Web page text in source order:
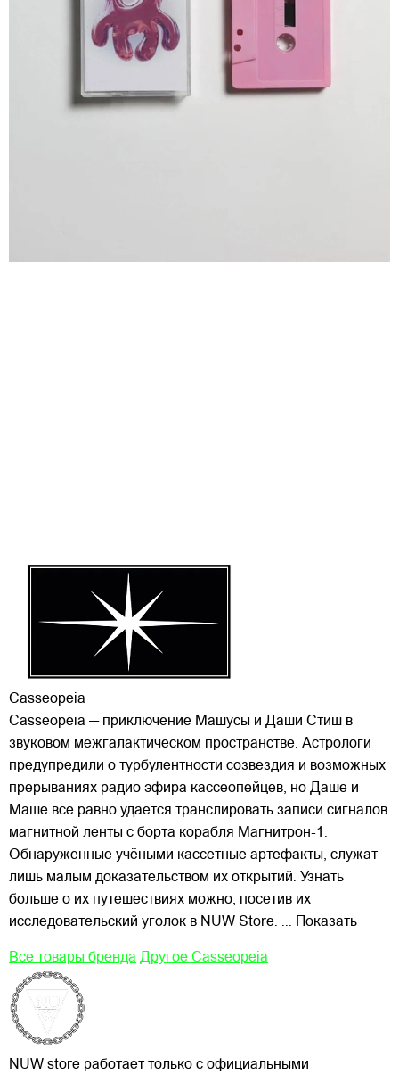
Casseopeia
Casseopeia — приключение Машусы и Даши Стиш в
звуковом межгалактическом пространстве. Астрологи
предупредили о турбулентности созвездия и возможных
прерываниях радио эфира кассеопейцев, но Даше и
Маше все равно удается транслировать записи сигналов
магнитной ленты с борта корабля Магнитрон-1.
Обнаруженные учёными кассетные артефакты, служат
лишь малым доказательством их открытий. Узнать
больше о их путешествиях можно, посетив их
исследовательский уголок в NUW Store. ... Показать
Все товары бренда Другое Casseopeia
NUW store работает только с официальными